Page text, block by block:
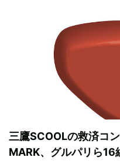
三鷹SCOOLの救済コ
MARK、グルパリら16